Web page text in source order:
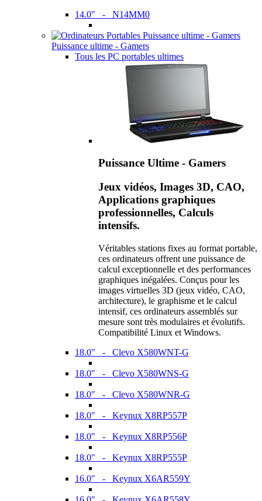
14.0" - N14MM0
Puissance ultime - Gamers
Tous les PC portables ultimes
Puissance Ultime - Gamers
Jeux vidéos, Images 3D, CAO,
Applications graphiques
professionnelles, Calculs
intensifs.
Véritables stations fixes au format portable,
ces ordinateurs offrent une puissance de
calcul exceptionnelle et des performances
graphiques inégalées. Conçus pour les
images virtuelles 3D (jeux vidéo, CAO,
architecture), le graphisme et le calcul
intensif, ces ordinateurs assemblés sur
mesure sont très modulaires et évolutifs.
Compatibilité Linux et Windows.
18.0" - Clevo X580WNT-G
18.0" - Clevo X580WNS-G
18.0" - Clevo X580WNR-G
18.0" - Keynux X8RP557P
18.0" - Keynux X8RP556P
18.0" - Keynux X8RP555P
16.0" - Keynux X6AR559Y